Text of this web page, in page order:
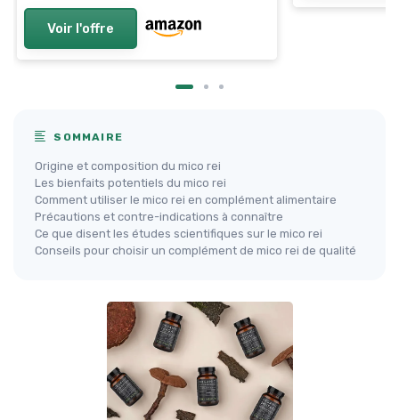
Voir l'offre
SOMMAIRE
Origine et composition du mico rei
Les bienfaits potentiels du mico rei
Comment utiliser le mico rei en complément alimentaire
Précautions et contre-indications à connaître
Ce que disent les études scientifiques sur le mico rei
Conseils pour choisir un complément de mico rei de qualité